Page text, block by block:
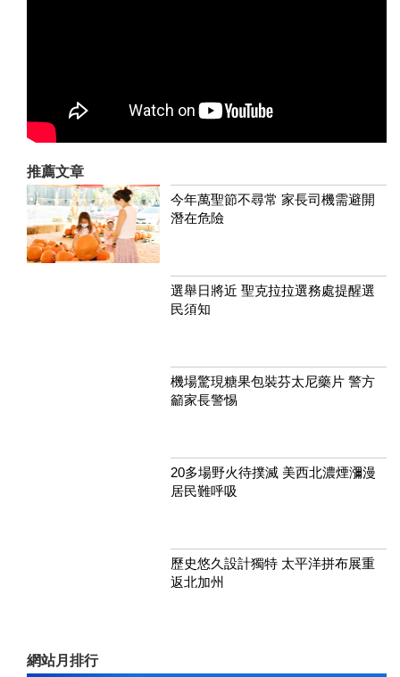
推薦文章
今年萬聖節不尋常 家長司機需避開
潛在危險
選舉日將近 聖克拉拉選務處提醒選
民須知
機場驚現糖果包裝芬太尼藥片 警方
籲家長警惕
20多場野火待撲滅 美西北濃煙瀰漫
居民難呼吸
歷史悠久設計獨特 太平洋拼布展重
返北加州
網站月排行